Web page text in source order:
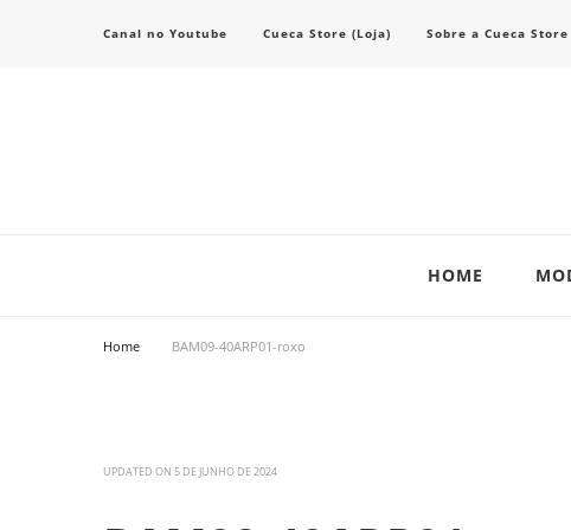
Canal no Youtube Cueca Store (Loja) Sobre a Cueca Store
HOME
Home BAM09-40ARP01-roxo
UPDATED ON 5 DE JUNHO DE 2024